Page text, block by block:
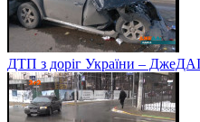
ДТП з доріг України –